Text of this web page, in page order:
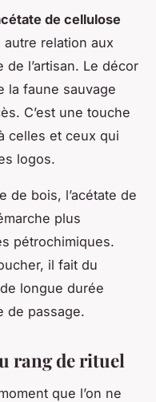
de cellulose
autre relation aux
l’artisan. Le décor
la faune sauvage
C’est une touche
celles et ceux qui
logos.
de bois, l’acétate de
plus
pétrochimiques.
il fait du
longue durée
de passage.
rang de rituel
que l’on ne